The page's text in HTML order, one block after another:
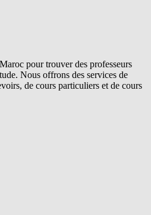
pour trouver des professeurs
Nous offrons des services de
de cours particuliers et de cours